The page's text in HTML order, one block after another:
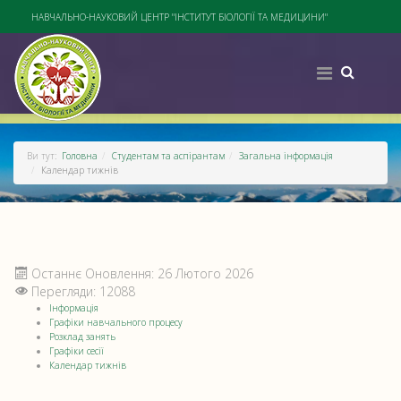
НАВЧАЛЬНО-НАУКОВИЙ ЦЕНТР "ІНСТИТУТ БІОЛОГІЇ ТА МЕДИЦИНИ"
Ви тут: Головна Студентам та аспірантам
Загальна інформація
Календар тижнів
Останнє Оновлення: 26 Лютого 2026
Перегляди: 12088
Інформація
Графіки навчального процесу
Розклад занять
Графіки сесії
Календар тижнів